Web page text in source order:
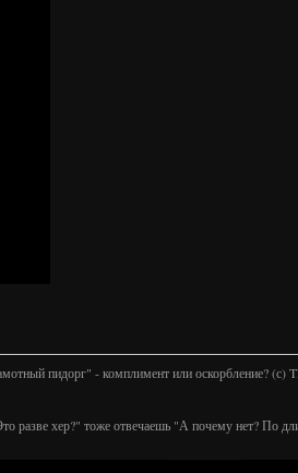
пидорг" - комплимент или оскорбление? (с)
разве хер?" тоже отвечаешь "А почему нет? По